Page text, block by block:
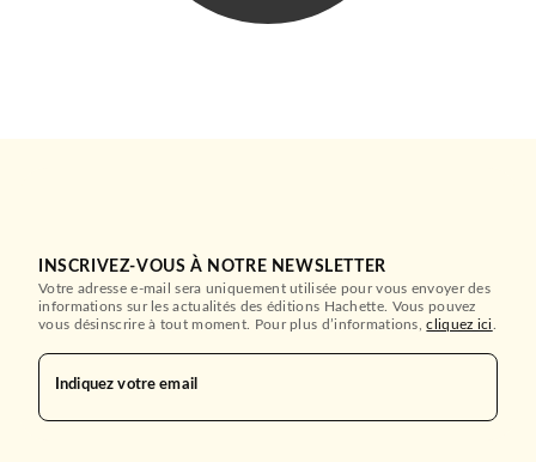
INSCRIVEZ-VOUS À NOTRE NEWSLETTER
Votre adresse e-mail sera uniquement utilisée pour vous envoyer des
informations sur les actualités des éditions Hachette. Vous pouvez
vous désinscrire à tout moment. Pour plus d’informations,cliquez ici
Indiquez votre email